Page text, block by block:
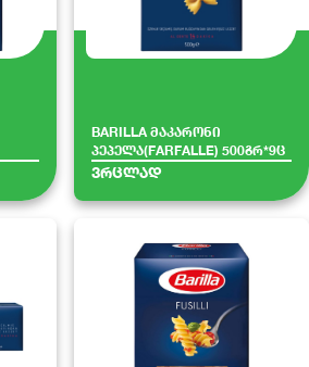
BARILLA მაკარონი
პეპელა(FARFALLE) 500გრ*9ც
ვრცლად